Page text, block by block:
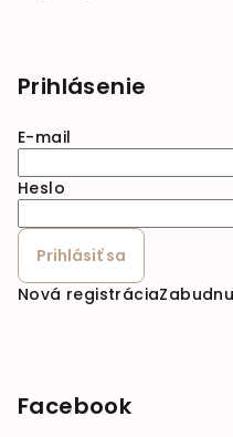
Prihlásenie
E-mail
Heslo
Prihlásiť sa
Nová registrácia
Facebook